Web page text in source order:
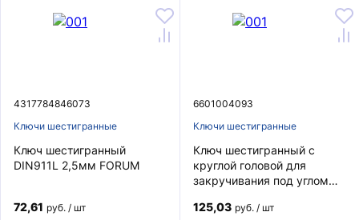
4317784846073
Ключи шестигранные
Ключ шестигранный
DIN911L 2,5мм FORUM
72,61 руб. / шт
6601004093
Ключи шестигранные
Ключ шестигранный с
круглой головой для
закручивания под углом
125,03 руб. / шт